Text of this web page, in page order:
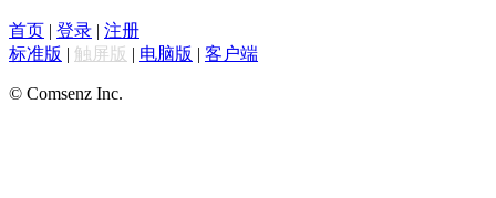
首页 | 登录 | 注册
标准版 | 触屏版 | 电脑版 | 客户端
© Comsenz Inc.